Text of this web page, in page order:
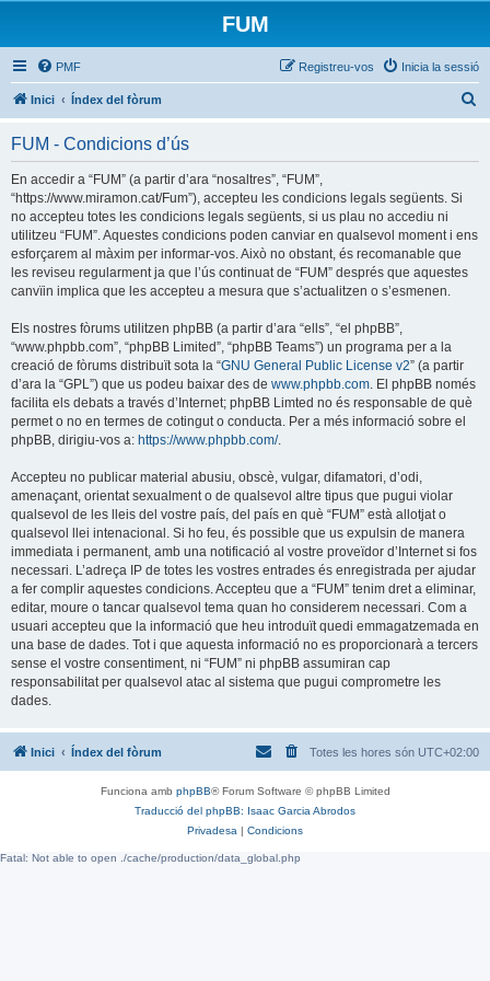
FUM
PMF Inicia la sessió
Registreu-vos
Inici Índex del fòrum
FUM - Condicions d’ús
En accedir a “FUM” (a partir d’ara “nosaltres”, “FUM”,
“https://www.miramon.cat/Fum”), accepteu les condicions legals següents. Si
no accepteu totes les condicions legals següents, si us plau no accediu ni
utilitzeu “FUM”. Aquestes condicions poden canviar en qualsevol moment i ens
esforçarem al màxim per informar-vos. Això no obstant, és recomanable que
les reviseu regularment ja que l’ús continuat de “FUM” després que aquestes
canvïin implica que les accepteu a mesura que s’actualitzen o s’esmenen.
Els nostres fòrums utilitzen phpBB (a partir d’ara “ells”, “el phpBB”,
“www.phpbb.com”, “phpBB Limited”, “phpBB Teams”) un programa per a la
creació de fòrums distribuït sota la “GNU General Public License v2” (a partir
d’ara la “GPL”) que us podeu baixar des de www.phpbb.com. El phpBB només
facilita els debats a través d’Internet; phpBB Limted no és responsable de què
permet o no en termes de cotingut o conducta. Per a més informació sobre el
phpBB, dirigiu-vos a: https://www.phpbb.com/.
Accepteu no publicar material abusiu, obscè, vulgar, difamatori, d’odi,
amenaçant, orientat sexualment o de qualsevol altre tipus que pugui violar
qualsevol de les lleis del vostre país, del país en què “FUM” està allotjat o
qualsevol llei intenacional. Si ho feu, és possible que us expulsin de manera
immediata i permanent, amb una notificació al vostre proveïdor d’Internet si fos
necessari. L’adreça IP de totes les vostres entrades és enregistrada per ajudar
a fer complir aquestes condicions. Accepteu que a “FUM” tenim dret a eliminar,
editar, moure o tancar qualsevol tema quan ho considerem necessari. Com a
usuari accepteu que la informació que heu introduït quedi emmagatzemada en
una base de dades. Tot i que aquesta informació no es proporcionarà a tercers
sense el vostre consentiment, ni “FUM” ni phpBB assumiran cap
responsabilitat per qualsevol atac al sistema que pugui comprometre les
dades.
Inici Índex del fòrum Totes les hores són UTC+02:00
Funciona amb phpBB® Forum Software © phpBB Limited
Traducció del phpBB: Isaac Garcia Abrodos
Privadesa | Condicions
Fatal: Not able to open ./cache/production/data_global.php